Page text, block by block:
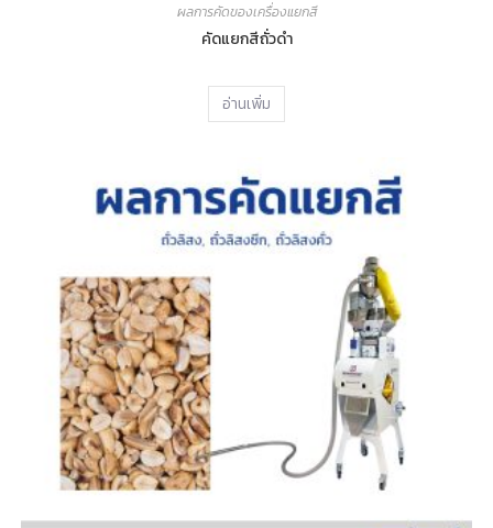
ผลการคัดของเครื่องแยกสี
คัดแยกสีถั่วดำ
อ่านเพิ่ม